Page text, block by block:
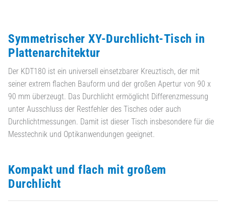
Symmetrischer XY-Durchlicht-Tisch in
Plattenarchitektur
Der KDT180 ist ein universell einsetzbarer Kreuztisch, der mit
seiner extrem flachen Bauform und der großen Apertur von 90 x
90 mm überzeugt. Das Durchlicht ermöglicht Differenzmessung
unter Ausschluss der Restfehler des Tisches oder auch
Durchlichtmessungen. Damit ist dieser Tisch insbesondere für die
Messtechnik und Optikanwendungen geeignet.
Kompakt und flach mit großem
Durchlicht